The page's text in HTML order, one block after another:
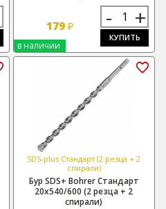
179 ₽ - +
КУПИТЬ
в наличии
SDS-plus Стандарт (2 резца + 2
спирали)
Бур SDS+ Bohrer Стандарт
20х540/600 (2 резца + 2
спирали)